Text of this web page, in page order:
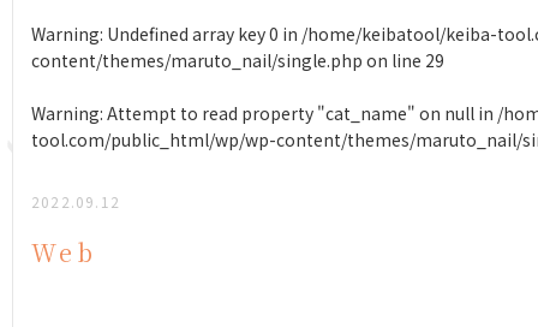
Warning: Undefined array key 0 in /home/keibatool/keiba-
content/themes/maruto_nail/single.php on line 29
Warning: Attempt to read property "cat_name" on null in /
tool.com/public_html/wp/wp-content/themes/maruto_nail/
2022.09.12
Web